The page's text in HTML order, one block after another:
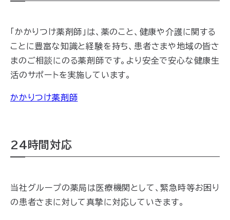
「かかりつけ薬剤師」は、薬のこと、健康や介護に関する
ことに豊富な知識と経験を持ち、患者さまや地域の皆さ
まのご相談にのる薬剤師です。より安全で安心な健康生
活のサポートを実施しています。
かかりつけ薬剤師
24時間対応
当社グループの薬局は医療機関として、緊急時等お困り
の患者さまに対して真摯に対応していきます。